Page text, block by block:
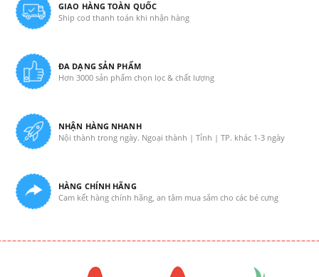
GIAO HÀNG TOÀN QUỐC
Ship cod thanh toán khi nhận hàng
ĐA DẠNG SẢN PHẨM
Hơn 3000 sản phẩm chọn lọc & chất lượng
NHẬN HÀNG NHANH
Nội thành trong ngày. Ngoại thành | Tỉnh | TP. khác 1-3 ngày
HÀNG CHÍNH HÃNG
Cam kết hàng chính hãng, an tâm mua sắm cho các bé cưng